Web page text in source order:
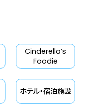
Cinderella‘s
Foodie
ホテル・宿泊施設